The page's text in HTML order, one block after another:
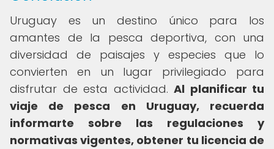
Uruguay es un destino único para los
amantes de la pesca deportiva, con una
diversidad de paisajes y especies que lo
convierten en un lugar privilegiado para
disfrutar de esta actividad. Al planificar tu
viaje de pesca en Uruguay, recuerda
informarte sobre las regulaciones y
normativas vigentes, obtener tu licencia de